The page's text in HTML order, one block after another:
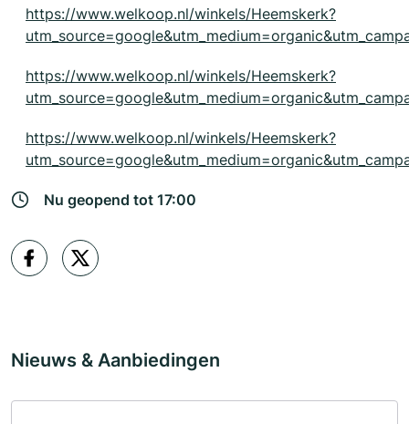
https://www.welkoop.nl/winkels/Heemskerk?
https://www.welkoop.nl/winkels/Heemskerk?
https://www.welkoop.nl/winkels/Heemskerk?
Nu geopend tot 17:00
Nieuws & Aanbiedingen